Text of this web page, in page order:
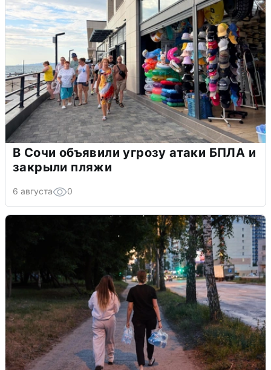
В Сочи объявили угрозу атаки БПЛА и
закрыли пляжи
6 августа 0